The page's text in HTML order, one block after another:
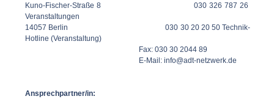
Kuno-Fischer-Straße 8 030 326 787 26
Veranstaltungen
14057 Berlin 030 30 20 20 50 Technik-
Hotline (Veranstaltung)
Fax: 030 30 2044 89
E-Mail: info@adt-netzwerk.de
Ansprechpartner/in: